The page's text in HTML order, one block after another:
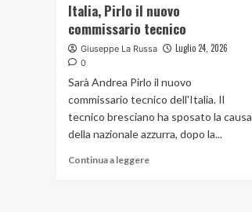
Italia, Pirlo il nuovo
commissario tecnico
Giuseppe La Russa Luglio 24, 2026
0
Sarà Andrea Pirlo il nuovo
commissario tecnico dell'Italia. Il
tecnico bresciano ha sposato la causa
della nazionale azzurra, dopo la...
Continua a leggereRead